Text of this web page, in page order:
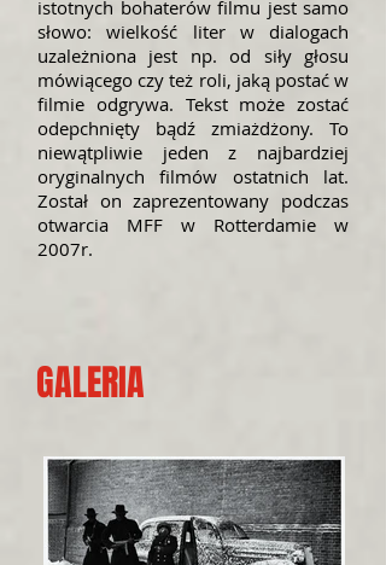
istotnych bohaterów filmu jest samo
słowo: wielkość liter w dialogach
uzależniona jest np. od siły głosu
mówiącego czy też roli, jaką postać w
filmie odgrywa. Tekst może zostać
odepchnięty bądź zmiażdżony. To
niewątpliwie jeden z najbardziej
oryginalnych filmów ostatnich lat.
Został on zaprezentowany podczas
otwarcia MFF w Rotterdamie w
2007r.
GALERIA